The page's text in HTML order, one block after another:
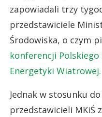
zapowiadali trzy
przedstawiciele
Środowiska, o czym
konferencji Polskiego
Energetyki Wiatrowej.
Jednak w stosunku
przedstawicieli MKiŚ